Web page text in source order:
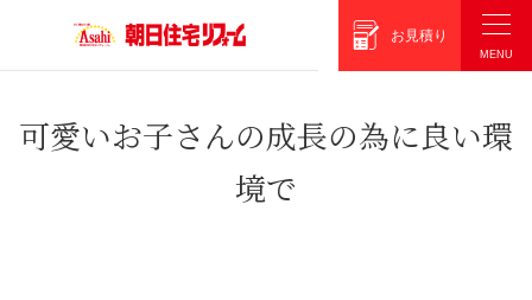
お見積り
可愛いお子さんの成長の為に良い環
境で